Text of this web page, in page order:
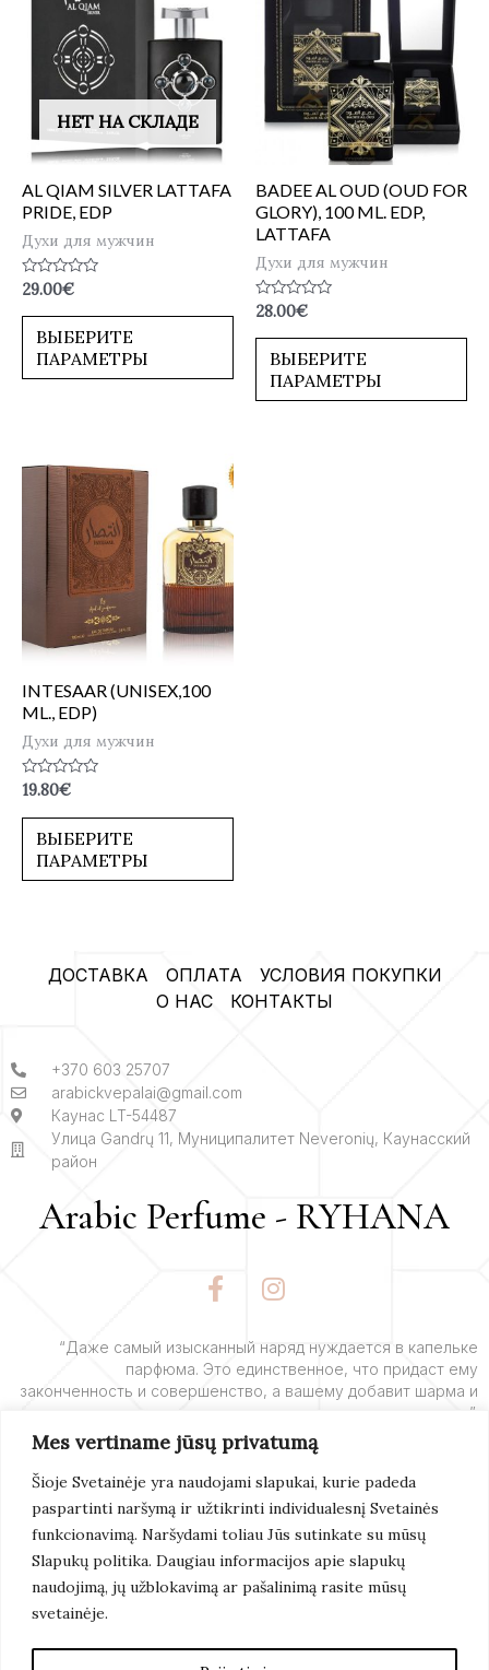
Mes vertiname jūsų privatumą
Šioje Svetainėje yra naudojami slapukai, kurie padeda
paspartinti naršymą ir užtikrinti individualesnį Svetainės
funkcionavimą. Naršydami toliau Jūs sutinkate su mūsų
Slapukų politika. Daugiau informacijos apie slapukų
naudojimą, jų užblokavimą ar pašalinimą rasite mūsų
svetainėje.
НЕТ НА СКЛАДЕ
AL QIAM SILVER LATTAFA
PRIDE, EDP
Духи для мужчин
Оценка
из
29.00€
ВЫБЕРИТЕ
ПАРАМЕТРЫ
BADEE AL OUD (OUD FOR
GLORY), 100 ML. EDP,
LATTAFA
Духи для мужчин
Оценка
из
28.00€
ВЫБЕРИТЕ
ПАРАМЕТРЫ
INTESAAR (UNISEX,100
ML., EDP)
Духи для мужчин
Оценка
из
19.80€
ВЫБЕРИТЕ
ПАРАМЕТРЫ
ДОСТАВКА ОПЛАТА
УСЛОВИЯ ПОКУПКИ
О НАС
КОНТАКТЫ
+370 603 25707
arabickvepalai@gmail.com
Каунас LT-54487
Улица Gandrų 11, Муниципалитет Neveronių, Каунасский
район
Arabic Perfume - RYHANA
F
a
e
b
o
o
k
-
f
I
n
t
a
g
r
a
m
“Даже самый изысканный наряд нуждается в капельке
парфюма. Это единственное, что придаст ему
законченность и совершенство, а вашему добавит шарма и
очарования”.
Подробнее